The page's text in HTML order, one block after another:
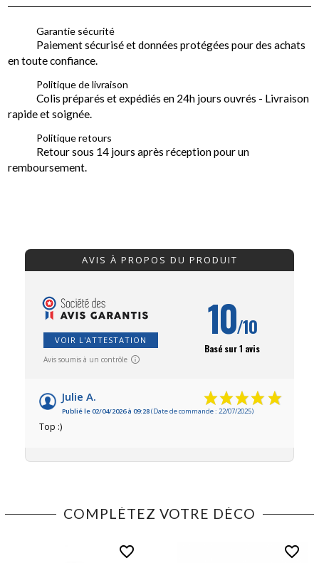
Garantie sécurité
Paiement sécurisé et données protégées pour des achats
en toute confiance.
Politique de livraison
Colis préparés et expédiés en 24h jours ouvrés - Livraison
rapide et soignée.
Politique retours
Retour sous 14 jours après réception pour un
remboursement.
AVIS À PROPOS DU PRODUIT
VOIR L'ATTESTATION
Avis soumis à un contrôle
10/10
Basé sur 1 avis
Julie A.
Publié le 02/04/2026 à 09:28(Date de commande : 22/07/2025)
Top :)
COMPLÉTEZ VOTRE DÉCO
favorite_border favorite_border